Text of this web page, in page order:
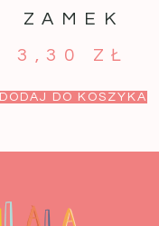
ZAMEK
3,30 ZŁ
DODAJ DO KOSZYKA